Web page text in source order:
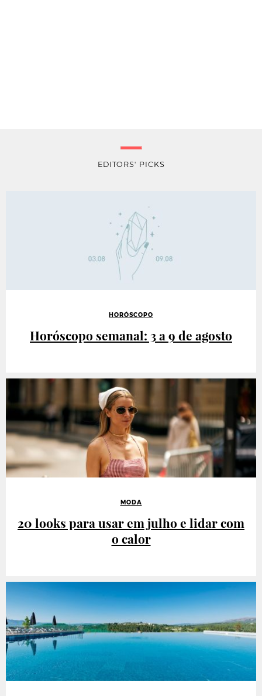
EDITORS' PICKS
HORÓSCOPO
Horóscopo semanal: 3 a 9 de agosto
MODA
20 looks para usar em julho e lidar com
o calor